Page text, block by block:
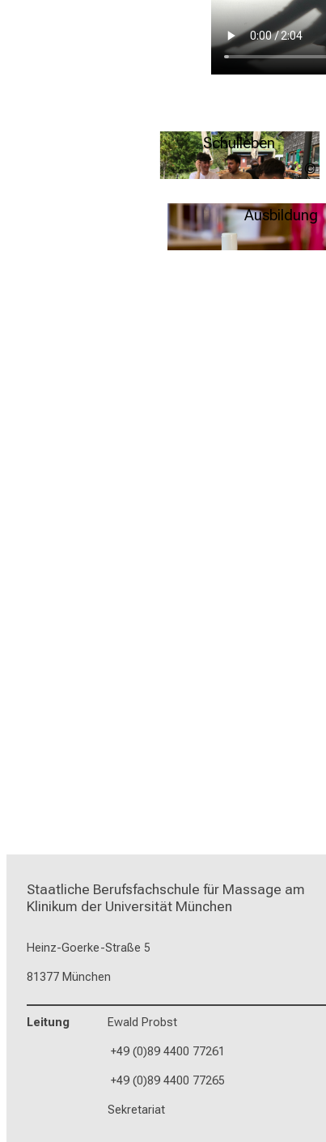
Schulleben
Ausbildung
Staatliche Berufsfachschule für Massage am
Klinikum der Universität München
Heinz-Goerke-Straße 5
81377 München
Leitung Ewald Probst
+49 (0)89 4400 77261
+49 (0)89 4400 77265
Sekretariat